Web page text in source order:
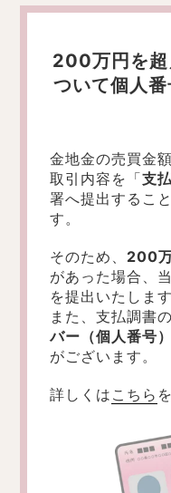
200万円を超
ついて個人
金地金の売買金
取引内容を「支
署へ提出するこ
す。
そのため、 200
があった場合、
を提出いたします
また、支払調書
バー（個人番号
がございます。
詳しくは こちら